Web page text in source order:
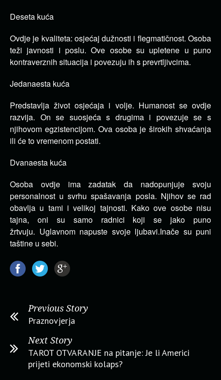
Deseta kuća
Ovdje je kvaliteta: osjećaj dužnosti i flegmatičnost. Osoba
teži javnosti i poslu.Ove osobe su upletene u puno
kontraverznih situacija i povezuju ih s prevrtljivcima.
Jedanaesta kuća
Predstavlja život osjećaja i volje. Humanost se ovdje
razvija. On se suosjeća s drugima i povezuje se s
njihovom egzistencijom. Ova osoba je širokih shvaćanja
ili će to vremenom postati.
Dvanaesta kuća
Osoba ovdje ima zadatak da nadopunjuje svoju
personalnost u svrhu spašavanja posla. Njihov se rad
obavlja u tami i velikoj tajnosti. Kako ove osobe nisu
tajna, oni su samo radnici koji se jako puno
žrtvuju. Uglavnom napuste svoje ljubavi.Inače su puni
taštine u sebi.
Previous Story
Praznovjerja
Next Story
TAROT OTVARANJE na pitanje: Je li Americi
prijeti ekonomski kolaps?